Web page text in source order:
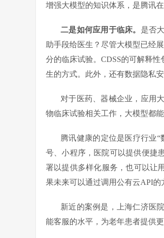
增强大模型的知识体系，是腾讯
二是如何应用于临床。 是否
助手段给医生？尽管大模型已经
分的临床试验。CDSS的可解释
生的方式。此外，还有数据隐私
对于医药、器械企业，应用
物临床试验相关工作，大模型都能
腾讯健康的定位是医疗行业
号、小程序，医院可以提供便捷
署以提供多样化服务，也可以让
果未来可以通过调用公有云API的
新近的案例是，上海仁济医
能客服的水平，为老年患者提供